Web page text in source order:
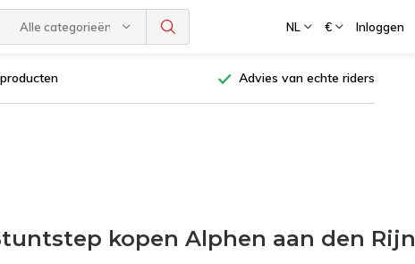
Alle categorieën NL € Inloggen
Advies van echte riders
kopen Alphen aan den Rijn